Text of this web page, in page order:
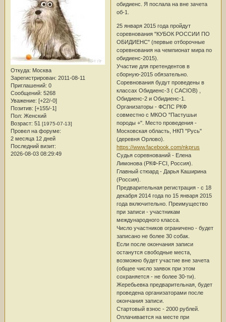
Откуда: Москва
Зарегистрирован: 2011-08-11
Приглашений: 0
Сообщений: 5268
Уважение: [+22/-0]
Позитив: [+155/-1]
Пол: Женский
Возраст: 51 [1975-07-13]
Провел на форуме:
2 месяца 12 дней
Последний визит:
2026-08-03 08:29:49
обидиенс. Я послала на вне зачета
об-1.
25 января 2015 года пройдут
соревнования "КУБОК РОССИИ ПО
ОБИДИЕНС" (первые отборочные
соревнования на чемпионат мира по
обидиенс-2015).
Участие для претендентов в
сборную-2015 обязательно.
Соревнования будут проведены в
классах Обидиенс-3 ( CACIOB) ,
Обидиенс-2 и Обидиенс-1.
Организаторы - ФСПС РКФ
совместно с МКОО "Пастушьи
породы +". Место проведения -
Московская область, НКП "Русь"
(деревня Орлово).
https://www.facebook.com/nkprus
Судья соревнований - Елена
Лимонова (РКФ-FCI, Россия).
Главный стюард - Дарья Каширина
(Россия).
Предварительная регистрация - с 18
декабря 2014 года по 15 января 2015
года включительно. Преимущество
при записи - участникам
международного класса.
Число участников ограничено - будет
записано не более 30 собак.
Если после окончания записи
останутся свободные места,
возможно будет участие вне зачета
(общее число заявок при этом
сохраняется - не более 30-ти).
Жеребьевка предварительная, будет
проведена организаторами после
окончания записи.
Стартовый взнос - 2000 рублей.
Оплачивается на месте при